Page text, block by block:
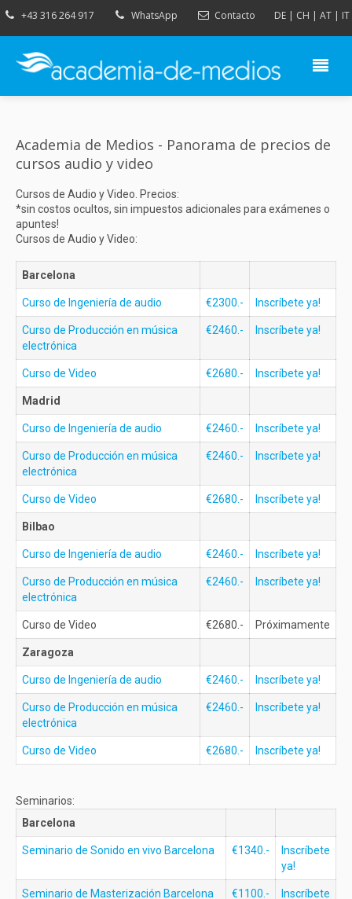
+43 316 264 917 WhatsApp Contacto DE| CH | AT| IT
Academia de Medios - Panorama de precios de
cursos audio y video
Cursos de Audio y Video. Precios:
*sin costos ocultos, sin impuestos adicionales para exámenes o
apuntes!
Cursos de Audio y Video:
Barcelona
Curso de Ingeniería de audio €2300.- Inscríbete ya!
Curso de Producción en música
electrónica
€2460.- Inscríbete ya!
Curso de Video €2680.- Inscríbete ya!
Madrid
Curso de Ingeniería de audio €2460.- Inscríbete ya!
Curso de Producción en música
electrónica
€2460.- Inscríbete ya!
Curso de Video €2680.- Inscríbete ya!
Bilbao
Curso de Ingeniería de audio €2460.- Inscríbete ya!
Curso de Producción en música
electrónica
€2460.- Inscríbete ya!
Curso de Video €2680.- Próximamente
Zaragoza
Curso de Ingeniería de audio €2460.- Inscríbete ya!
Curso de Producción en música
electrónica
€2460.- Inscríbete ya!
Curso de Video €2680.- Inscríbete ya!
Seminarios:
Barcelona
Seminario de Sonido en vivo Barcelona €1340.-
Inscríbete
ya!
Seminario de Masterización Barcelona €1100.-
Inscríbete